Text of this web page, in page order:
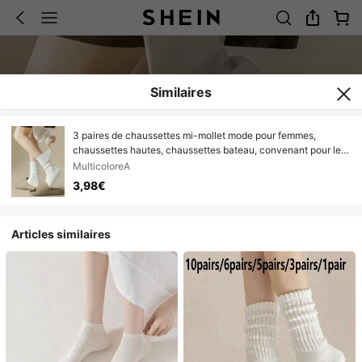
Similaires
3 paires de chaussettes mi-mollet mode pour femmes,
chaussettes hautes, chaussettes bateau, convenant pour le
layering, tricotées double-épaisseur, adaptées à toutes les
saisons
MulticoloreA
3,98€
Articles similaires